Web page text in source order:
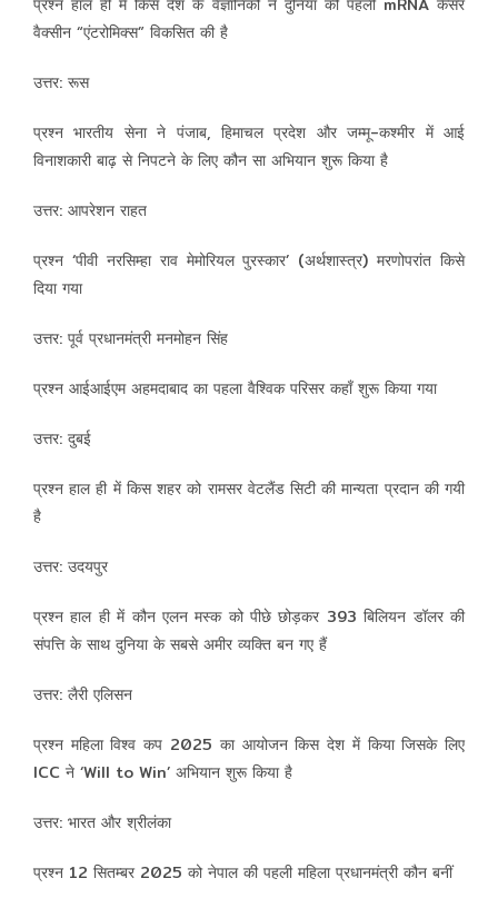
वैक्सीन “एंटरोमिक्स” विकसित की है
उत्तर: रूस
प्रश्न भारतीय सेना ने पंजाब, हिमाचल प्रदेश और जम्मू-कश्मीर में आई
विनाशकारी बाढ़ से निपटने के लिए कौन सा अभियान शुरू किया है
उत्तर: आपरेशन राहत
प्रश्न ‘पीवी नरसिम्हा राव मेमोरियल पुरस्कार’ (अर्थशास्त्र) मरणोपरांत किसे
दिया गया
उत्तर: पूर्व प्रधानमंत्री मनमोहन सिंह
प्रश्न आईआईएम अहमदाबाद का पहला वैश्विक परिसर कहाँ शुरू किया गया
उत्तर: दुबई
प्रश्न हाल ही में किस शहर को रामसर वेटलैंड सिटी की मान्यता प्रदान की गयी
है
उत्तर: उदयपुर
प्रश्न हाल ही में कौन एलन मस्क को पीछे छोड़कर 393 बिलियन डॉलर की
संपत्ति के साथ दुनिया के सबसे अमीर व्यक्ति बन गए हैं
उत्तर: लैरी एलिसन
प्रश्न महिला विश्व कप 2025 का आयोजन किस देश में किया जिसके लिए
ICC ने ‘Will to Win’ अभियान शुरू किया है
उत्तर: भारत और श्रीलंका
प्रश्न 12 सितम्बर 2025 को नेपाल की पहली महिला प्रधानमंत्री कौन बनीं